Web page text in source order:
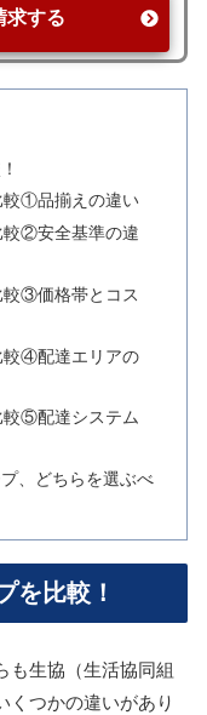
求する
較①品揃えの違い
較②安全基準の違
較③価格帯とコス
較④配達エリアの
較⑤配達システム
、どちらを選ぶべ
を比較！
も生協（生活協同組
くつかの違いがあり